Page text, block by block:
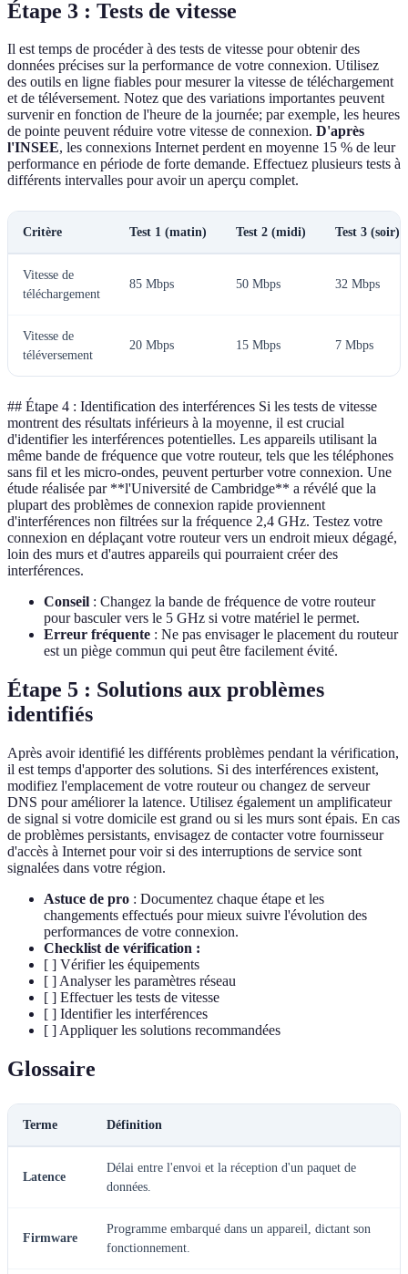
Étape 3 : Tests de vitesse
Il est temps de procéder à des tests de vitesse pour obtenir des
données précises sur la performance de votre connexion. Utilisez
des outils en ligne fiables pour mesurer la vitesse de téléchargement
et de téléversement. Notez que des variations importantes peuvent
survenir en fonction de l'heure de la journée; par exemple, les heures
de pointe peuvent réduire votre vitesse de connexion. D'après
l'INSEE, les connexions Internet perdent en moyenne 15 % de leur
performance en période de forte demande. Effectuez plusieurs tests à
différents intervalles pour avoir un aperçu complet.
Critère Test 1 (matin) Test 2 (midi) Test 3 (soir)
Vitesse de
téléchargement
85 Mbps 50 Mbps 32 Mbps
Vitesse de
téléversement
20 Mbps 15 Mbps 7 Mbps
## Étape 4 : Identification des interférences Si les tests de vitesse
montrent des résultats inférieurs à la moyenne, il est crucial
d'identifier les interférences potentielles. Les appareils utilisant la
même bande de fréquence que votre routeur, tels que les téléphones
sans fil et les micro-ondes, peuvent perturber votre connexion. Une
étude réalisée par **l'Université de Cambridge** a révélé que la
plupart des problèmes de connexion rapide proviennent
d'interférences non filtrées sur la fréquence 2,4 GHz. Testez votre
connexion en déplaçant votre routeur vers un endroit mieux dégagé,
loin des murs et d'autres appareils qui pourraient créer des
interférences.
Conseil : Changez la bande de fréquence de votre routeur
pour basculer vers le 5 GHz si votre matériel le permet.
Erreur fréquente : Ne pas envisager le placement du routeur
est un piège commun qui peut être facilement évité.
Étape 5 : Solutions aux problèmes
identifiés
Après avoir identifié les différents problèmes pendant la vérification,
il est temps d'apporter des solutions. Si des interférences existent,
modifiez l'emplacement de votre routeur ou changez de serveur
DNS pour améliorer la latence. Utilisez également un amplificateur
de signal si votre domicile est grand ou si les murs sont épais. En cas
de problèmes persistants, envisagez de contacter votre fournisseur
d'accès à Internet pour voir si des interruptions de service sont
signalées dans votre région.
Astuce de pro : Documentez chaque étape et les
changements effectués pour mieux suivre l'évolution des
performances de votre connexion.
Checklist de vérification :
[ ] Vérifier les équipements
[ ] Analyser les paramètres réseau
[ ] Effectuer les tests de vitesse
[ ] Identifier les interférences
[ ] Appliquer les solutions recommandées
Glossaire
Terme Définition
Latence
Délai entre l'envoi et la réception d'un paquet de
données.
Firmware
Programme embarqué dans un appareil, dictant son
fonctionnement.